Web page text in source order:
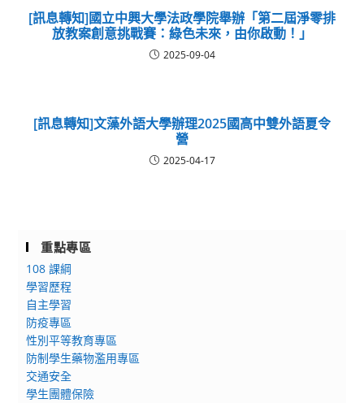
[訊息轉知]國立中興大學法政學院舉辦「第二屆淨零排
放教案創意挑戰賽：綠色未來，由你啟動！」
2025-09-04
[訊息轉知]文藻外語大學辦理2025國高中雙外語夏令
營
2025-04-17
重點專區
108 課綱
學習歷程
自主學習
防疫專區
性別平等教育專區
防制學生藥物濫用專區
交通安全
學生團體保險